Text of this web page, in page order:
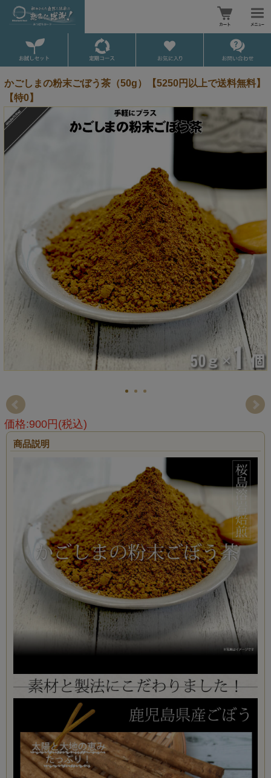
かごしまの粉末ごぼう茶（50g）【5250円以上で送料無料】
【特0】
価格:900円(税込)
商品説明